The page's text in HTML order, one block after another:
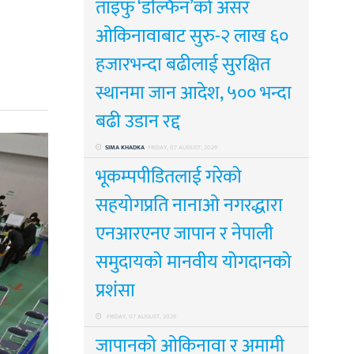
ताइफु ‘डल्फिन’को असर
ओकिनावाबाट सुरु-२ लाख ६०
हजारभन्दा बढीलाई सुरक्षित
स्थानमा जान आदेश, ५०० भन्दा
बढी उडान रद्द
SIMA KHADKA FRIDAY, 07 AUGUST, 2026
भूकम्पपीडितलाई गरेको
सहयोगप्रति नानाओ नगरद्धारा
एनआरएनए जापान र नेपाली
समुदायको मानवीय योगदानको
प्रशंसा
FRIDAY, 07 AUGUST, 2026
जापानको ओकिनावा र अमामी